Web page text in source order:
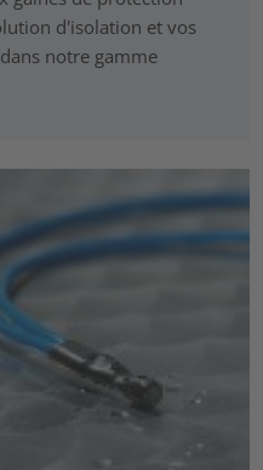
d'isolation et vos
notre gamme